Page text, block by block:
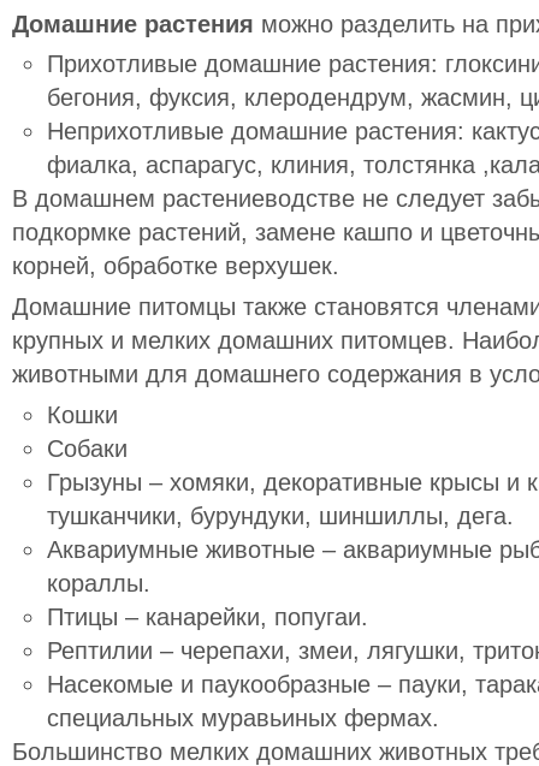
Домашние растения можно разделить на
Прихотливыедомашние растения:
бегония, фуксия, клеродендрум, жасмин,
Неприхотливые домашние растения:
фиалка, аспарагус, клиния, толстянка
В домашнем растениеводстве не следует
подкормке растений, замене кашпо и
корней, обработке верхушек.
Домашние питомцы также становятся
крупных и мелких домашних питомцев.
животными для домашнего содержания в
Кошки
Собаки
Грызуны – хомяки, декоративные крысы и
тушканчики, бурундуки, шиншиллы, дега.
Аквариумные животные – аквариумные
кораллы.
Птицы – канарейки, попугаи.
Рептилии – черепахи, змеи, лягушки,
Насекомые и паукообразные – пауки,
специальных муравьиных фермах.
Большинство мелких домашних животных